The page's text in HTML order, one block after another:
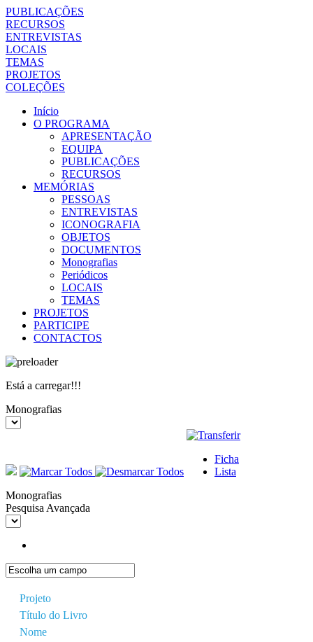
PUBLICAÇÕES
RECURSOS
ENTREVISTAS
LOCAIS
TEMAS
PROJETOS
COLEÇÕES
Início
O PROGRAMA
APRESENTAÇÃO
EQUIPA
PUBLICAÇÕES
RECURSOS
MEMÓRIAS
PESSOAS
ENTREVISTAS
ICONOGRAFIA
OBJETOS
DOCUMENTOS
Monografias
Periódicos
LOCAIS
TEMAS
PROJETOS
PARTICIPE
CONTACTOS
Está a carregar!!!
Monografias
Ficha
Lista
Monografias
Pesquisa Avançada
Projeto
Título do Livro
Nome